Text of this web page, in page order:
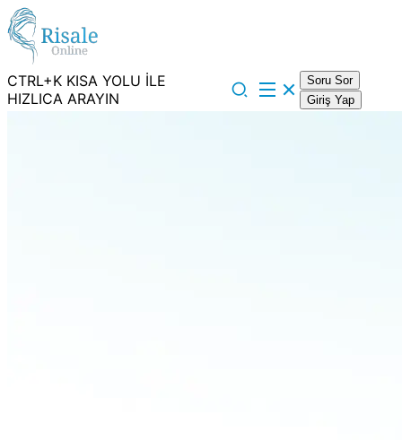
CTRL+K KISA YOLU İLE
HIZLICA ARAYIN
Soru Sor
Giriş Yap